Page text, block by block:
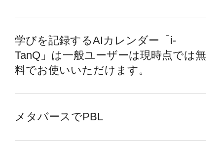
学びを記録するAIカレンダー「i-
TanQ」は一般ユーザーは現時点では無
料でお使いいただけます。
メタバースでPBL